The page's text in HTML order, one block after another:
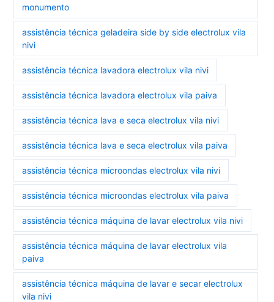
monumento
assistência técnica geladeira side by side electrolux vila
nivi
assistência técnica lavadora electrolux vila nivi
assistência técnica lavadora electrolux vila paiva
assistência técnica lava e seca electrolux vila nivi
assistência técnica lava e seca electrolux vila paiva
assistência técnica microondas electrolux vila nivi
assistência técnica microondas electrolux vila paiva
assistência técnica máquina de lavar electrolux vila nivi
assistência técnica máquina de lavar electrolux vila
paiva
assistência técnica máquina de lavar e secar electrolux
vila nivi